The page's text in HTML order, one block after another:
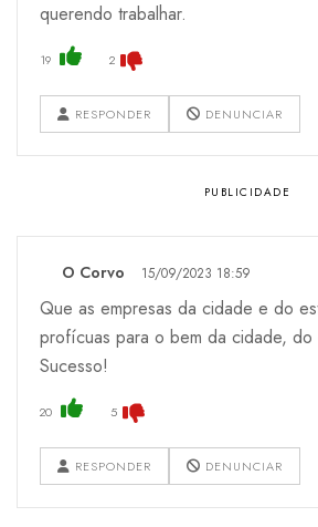
querendo trabalhar.
19 2
RESPONDER DENUNCIAR
O Corvo 15/09/2023 18:59
Que as empresas da cidade e do
profícuas para o bem da cidade,
Sucesso!
20 5
RESPONDER DENUNCIAR